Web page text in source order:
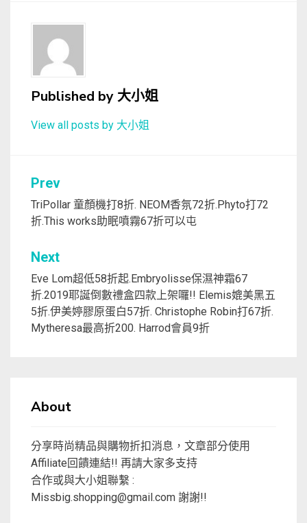
Published by大小姐
View all posts by 大小姐
文
章
導
覽
Prev
TriPollar 童顏機打8折. NEOM香氛72折.Phyto打72
折.This works助眠噴霧67折可以屯
Next
Eve Lom超低58折起.Embryolisse保濕神霜67
折.2019耶誕倒數禮盒四款上架囉!! Elemis媲美黑五
5折.伊美婷膠原蛋白57折. Christophe Robin打67折.
Mytheresa最高折200. Harrod會員9折
About
分享時尚精品與購物折扣消息，文章部分使用
Affiliate回饋連結!! 再請大家多支持
合作或與大小姐聯繫 :
Missbig.shopping@gmail.com 謝謝!!